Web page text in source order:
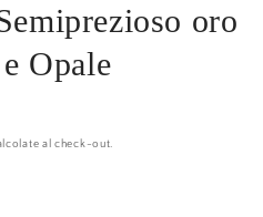
oro
Opale
al check-out.